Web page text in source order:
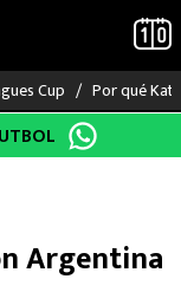
Cup Por qué
Argentina